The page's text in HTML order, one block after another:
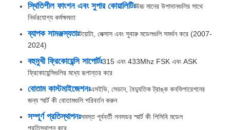
স্থিতিশীল ফাংশন এবং সুপার কোয়ালিটিঃউচ্চ মানের উপাদানগুলির সাথে
নির্ভরযোগ্য কর্মক্ষমতা
ব্যাপক সামঞ্জস্যতাঃটয়োটা, লেক্সাস এবং সুবারু মডেলগুলি সমর্থন করে (2007-
2024)
বহুমুখী ফ্রিকোয়েন্সি সাপোর্টঃ315 এবং 433Mhz FSK এবং ASK
ফ্রিকোয়েন্সিগুলির মধ্যে রূপান্তর করে
বোতাম কাস্টমাইজেশনঃএসইভি, সেডান, বৈদ্যুতিক ট্রাঙ্ক কনফিগারেশনের
জন্য স্মার্ট কী বোতামগুলি পরিবর্তন করুন
সম্পূর্ণ প্রতিস্থাপনঃসমস্ত পূর্ববর্তী লনসডর স্মার্ট কী পিসিবি মডেল
প্রতিস্থাপন করে